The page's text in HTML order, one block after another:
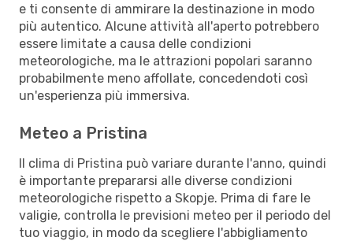
e ti consente di ammirare la destinazione in modo
più autentico. Alcune attività all'aperto potrebbero
essere limitate a causa delle condizioni
meteorologiche, ma le attrazioni popolari saranno
probabilmente meno affollate, concedendoti così
un'esperienza più immersiva.
Meteo a Pristina
Il clima di Pristina può variare durante l'anno, quindi
è importante prepararsi alle diverse condizioni
meteorologiche rispetto a Skopje. Prima di fare le
valigie, controlla le previsioni meteo per il periodo del
tuo viaggio, in modo da scegliere l'abbigliamento